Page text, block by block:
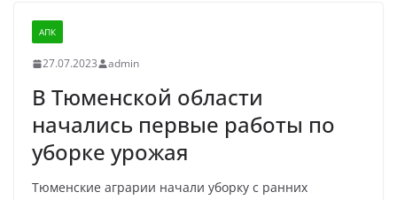
АПК
27.07.2023 admin
В Тюменской области
начались первые работы по
уборке урожая
Тюменские аграрии начали уборку с ранних